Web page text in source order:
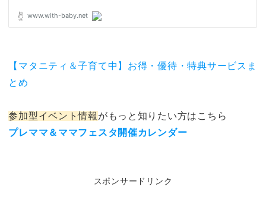
【マタニティ＆子育て中】お得・優待・特典サービスま
とめ
参加型イベント情報 がもっと知りたい方はこちら
プレママ＆ママフェスタ開催カレンダー
スポンサードリンク